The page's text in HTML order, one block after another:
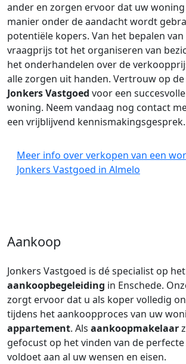
ander en zorgen ervoor dat uw
manier onder de aandacht wordt
potentiële kopers. Van het bepalen
vraagprijs tot het organiseren van
het onderhandelen over de
alle zorgen uit handen. Vertrouw op
Jonkers Vastgoed voor een
woning. Neem vandaag nog contact
een vrijblijvend kennismakingsgesprek.
Meer info over verkopen van een
Jonkers Vastgoed in Almelo
Aankoop
Jonkers Vastgoed is dé specialist op
aankoopbegeleiding in Enschede.
zorgt ervoor dat u als koper volledig
tijdens het aankoopproces van uw
appartement. Als aankoopmakelaar
gefocust op het vinden van de
voldoet aan al uw wensen en eisen.